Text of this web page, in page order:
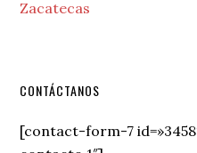
Zacatecas
Secondary
Sidebar
CONTÁCTANOS
[contact-form-7